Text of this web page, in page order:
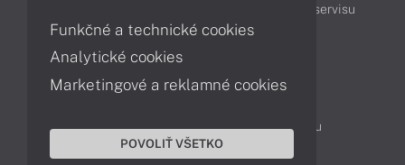
Cenník servisu
Kontakty
043 4224 771
Servisné oddelenie
Reklamácia tovaru
Funkčné a technické cookies
Analytické cookies
Marketingové a reklamné cookies
POVOLIŤ VŠETKO